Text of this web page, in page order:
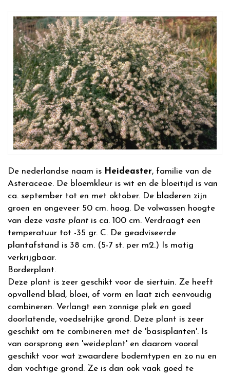
De nederlandse naam is Heideaster, familie van de
Asteraceae. De bloemkleur is wit en de bloeitijd is van
ca. september tot en met oktober. De bladeren zijn
groen en ongeveer 50 cm. hoog. De volwassen hoogte
van deze vaste plant is ca. 100 cm. Verdraagt een
temperatuur tot -35 gr. C. De geadviseerde
plantafstand is 38 cm. (5-7 st. per m2.) Is matig
verkrijgbaar.
Borderplant.
Deze plant is zeer geschikt voor de siertuin. Ze heeft
opvallend blad, bloei, of vorm en laat zich eenvoudig
combineren. Verlangt een zonnige plek en goed
doorlatende, voedselrijke grond. Deze plant is zeer
geschikt om te combineren met de 'basisplanten'. Is
van oorsprong een 'weideplant' en daarom vooral
geschikt voor wat zwaardere bodemtypen en zo nu en
dan vochtige grond. Ze is dan ook vaak goed te